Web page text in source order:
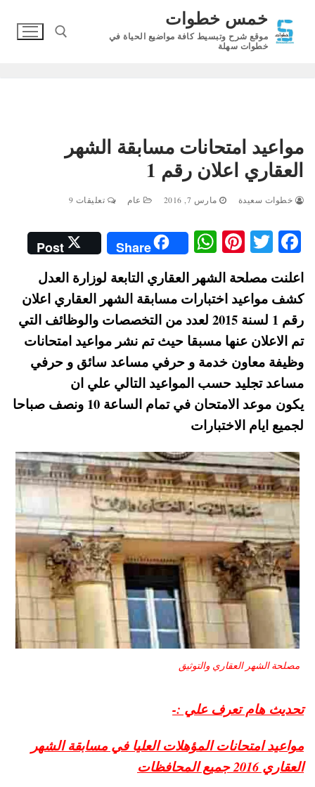
المحتوى
خمس خطوات
موقع شرح وتبسيط كافة مواضيع الحياة في
خطوات سهلة
مواعيد امتحانات مسابقة الشهر
العقاري اعلان رقم 1
خطوات سعيدة مارس 7, 2016 عام تعليقات 9
Fa
bo
ok
T
wi
tte
r
Pi
nt
er
es
t
W
ha
ts
A
pp
Share
Post
اعلنت مصلحة الشهر العقاري التابعة لوزارة العدل
كشف مواعيد اختبارات مسابقة الشهر العقاري اعلان
رقم 1 لسنة 2015 لعدد من التخصصات والوظائف التي
تم الاعلان عنها مسبقا حيث تم نشر مواعيد امتحانات
وظيفة معاون خدمة و حرفي مساعد سائق و حرفي
مساعد تجليد حسب المواعيد التالي علي ان
يكون موعد الامتحان في تمام الساعة 10 ونصف صباحا
لجميع ايام الاختبارات
مصلحة الشهر العقاري والتوثيق
تحديث هام تعرف علي :-
مواعيد امتحانات المؤهلات العليا في مسابقة الشهر
العقاري 2016 جميع المحافظات